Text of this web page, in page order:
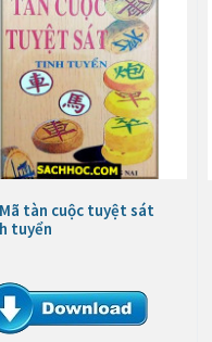
tàn cuộc tuyệt sát
tuyển